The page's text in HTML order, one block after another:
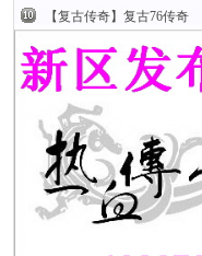
【复古传奇】复古76传奇